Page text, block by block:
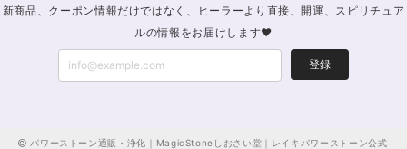
新商品、クーポン情報だけではなく、ヒーラーより直接、開運、スピリチュア
ルの情報をお届けします♥
登録
パワーストーン通販・浄化｜MagicStoneしおさい堂｜レイキパワーストーン公式